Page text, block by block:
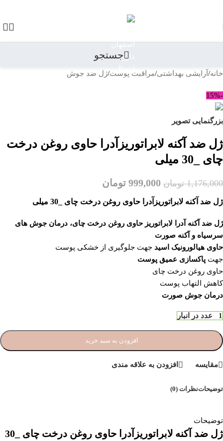
جستجو
خانه/ آرایشی بهداشتی/مراقبت پوست/ژل ضد جوش
-15%
بزرگنمایی تصویر
ژل ضد آکنه لابراتوریزآدرا حاوی روغن درخت
چای _30 میلی
1,176,000 تومان 999,000 تومان
ژل ضد آکنه لابراتوریزآدرا حاوی روغن درخت چای _30 میلی
ژل ضد آکنه آدرا لابراتوریز حاوی روغن درخت چای، درمان جوش های
سرسیاه و آکنه صورت
حاوی هیالورونیک اسید جهت جلوگیری از خشکی پوست
جهت پاکسازی عمیق پوست
حاوی روغن درخت چای
کاهش التهاب پوست
درمان جوش صورت
1 عدد در انبار
افزودن به سبد خرید
مقایسه افزودن به علاقه مندی
توضیحاتنظرات (0)
توضیحات
ژل ضد آکنه لابراتوریزآدرا حاوی روغن درخت چای _30